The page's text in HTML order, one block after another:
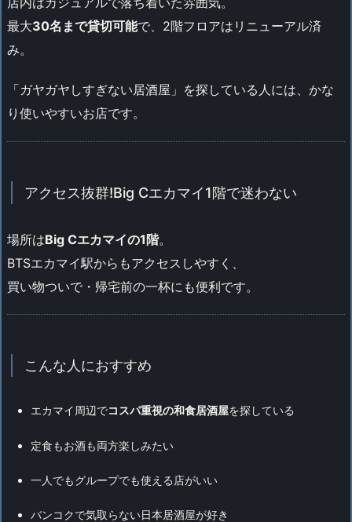
最大30名まで貸切可能で、2階フロアはリニューアル済
み。
「ガヤガヤしすぎない居酒屋」を探している人には、かな
り使いやすいお店です。
アクセス抜群!Big Cエカマイ1階で迷わない
場所はBig Cエカマイの1階。
BTSエカマイ駅からもアクセスしやすく、
買い物ついで・帰宅前の一杯にも便利です。
こんな人におすすめ
エカマイ周辺でコスパ重視の和食居酒屋を探している
定食もお酒も両方楽しみたい
一人でもグループでも使える店がいい
バンコクで気取らない日本居酒屋が好き